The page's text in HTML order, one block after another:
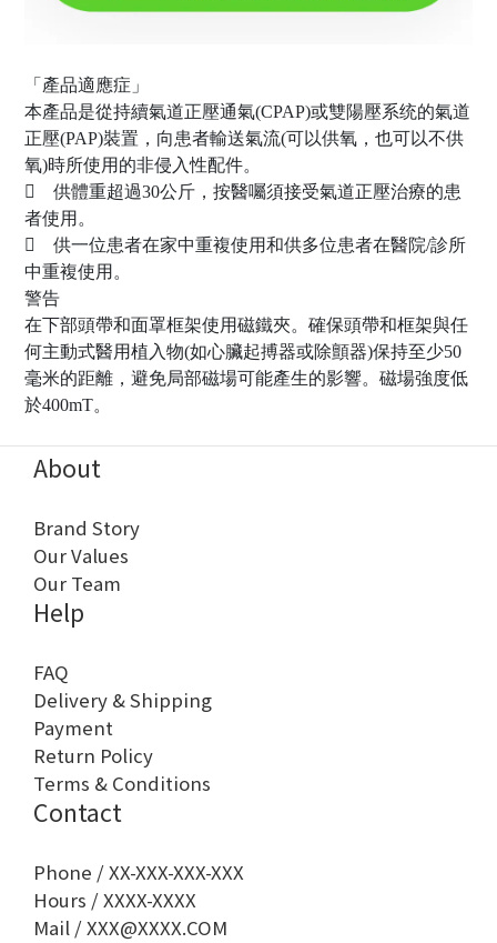
「產品適應症」
本產品是從持續氣道正壓通氣(CPAP)或雙陽壓系统的氣道
正壓(PAP)裝置，向患者輸送氣流(可以供氧，也可以不供
氧)時所使用的非侵入性配件。
 供體重超過30公斤，按醫囑須接受氣道正壓治療的患
者使用。
 供一位患者在家中重複使用和供多位患者在醫院/診所
中重複使用。
警告
在下部頭帶和面罩框架使用磁鐵夾。確保頭帶和框架與任
何主動式醫用植入物(如心臟起搏器或除顫器)保持至少50
毫米的距離，避免局部磁場可能產生的影響。磁場強度低
於400mT。
About
Brand Story
Our Values
Our Team
Help
FAQ
Delivery & Shipping
Payment
Return Policy
Terms & Conditions
Contact
Phone / XX-XXX-XXX-XXX
Hours / XXXX-XXXX
Mail / XXX@XXXX.COM